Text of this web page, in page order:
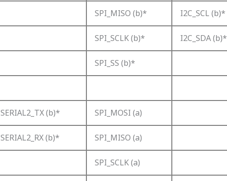
SPI_MISO (b)* I2C_SCL (b)*
SPI_SCLK (b)* I2C_SDA (b)*
SPI_SS (b)*
SERIAL2_TX (b)* SPI_MOSI (a)
SERIAL2_RX (b)* SPI_MISO (a)
SPI_SCLK (a)